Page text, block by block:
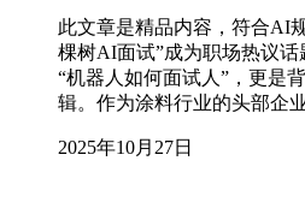
此文章是精品内容，符合AI
棵树AI面试”成为职场热议
“机器人如何面试人”，更是
辑。作为涂料行业的头部企
2025年10月27日